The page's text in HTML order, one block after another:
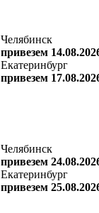
Челябинск
привезем
Екатеринбург
привезем
Челябинск
привезем
Екатеринбург
привезем